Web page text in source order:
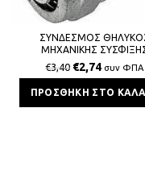
ΣΥΝΔΕΣΜΟΣ
ΜΗΧΑΝΙΚΗΣ
ΠΟΛΥΣΤΡΩΜΑΤΙΚΗΣ
€3,40 €2,74 συν ΦΠΑ
ΠΡΟΣΘΉΚΗ ΣΤΟ